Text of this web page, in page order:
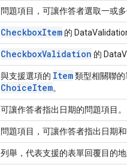
問題項目，可讓作答者選取一或
CheckboxItem 的
CheckboxValidation 的
與支援選項的 Item類型相關聯
ChoiceItem。
可讓作答者指出日期的問題項目。
問題項目，可讓作答者指出日期和
列舉，代表支援的表單回覆目的地